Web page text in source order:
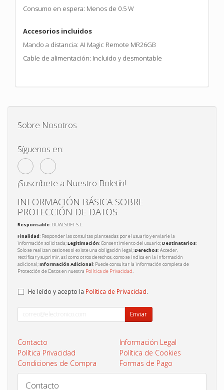
Consumo en espera: Menos de 0.5 W
Accesorios incluidos
Mando a distancia: AI Magic Remote MR26GB
Cable de alimentación: Incluido y desmontable
Sobre Nosotros
Síguenos en:
¡Suscríbete a Nuestro Boletín!
INFORMACIÓN BÁSICA SOBRE
PROTECCIÓN DE DATOS
Responsable: DUALSOFT S.L.
Finalidad: Responder las consultas planteadas por el usuario y enviarle la
información solicitada;Legitimación: Consentimiento del usuario;Destinatarios:
Solo se realizan cesiones si existe una obligación legal;Derechos: Acceder,
rectificar y suprimir, así como otros derechos, como se indica en la información
adicional;Información Adicional: Puede consultar la información completa de
Protección de Datos en nuestra Política de Privacidad.
He leído y acepto la Política de Privacidad.
Enviar
Contacto
Información Legal
Política Privacidad
Política de Cookies
Condiciones de Compra
Formas de Pago
Contacto